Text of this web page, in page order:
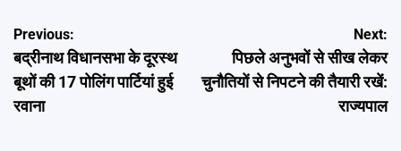
Post
navigation
Previous:
बद्रीनाथ विधानसभा के दूरस्थ
बूथों की 17 पोलिंग पार्टियां हुई
रवाना
Next:
पिछले अनुभवों से सीख लेकर
चुनौतियों से निपटने की तैयारी रखें:
राज्यपाल